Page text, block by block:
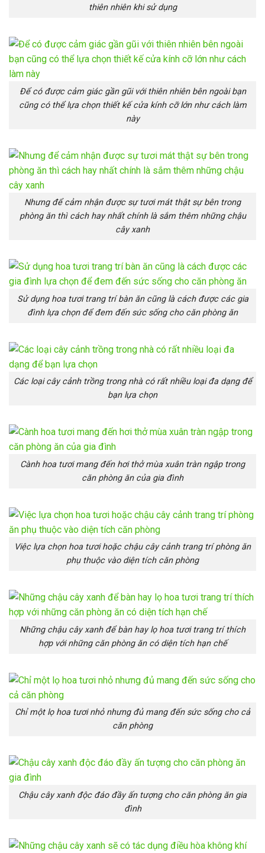
thiên nhiên khi sử dụng
Để có được cảm giác gần gũi với thiên nhiên bên ngoài bạn
cũng có thể lựa chọn thiết kế cửa kính cỡ lớn như cách làm
này
Nhưng để cảm nhận được sự tươi mát thật sự bên trong
phòng ăn thì cách hay nhất chính là sắm thêm những chậu
cây xanh
Sử dụng hoa tươi trang trí bàn ăn cũng là cách được các gia
đình lựa chọn để đem đến sức sống cho căn phòng ăn
Các loại cây cảnh trồng trong nhà có rất nhiều loại đa dạng để
bạn lựa chọn
Cành hoa tươi mang đến hơi thở mùa xuân tràn ngập trong
căn phòng ăn của gia đình
Việc lựa chọn hoa tươi hoặc chậu cây cảnh trang trí phòng ăn
phụ thuộc vào diện tích căn phòng
Những chậu cây xanh để bàn hay lọ hoa tươi trang trí thích
hợp với những căn phòng ăn có diện tích hạn chế
Chỉ một lọ hoa tươi nhỏ nhưng đủ mang đến sức sống cho cả
căn phòng
Chậu cây xanh độc đáo đầy ấn tượng cho căn phòng ăn gia
đình